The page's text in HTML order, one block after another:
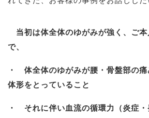
当初は体全体のゆがみが強く、ご
で、
・ 体全体のゆがみが腰・骨盤部の
体形をとっていること
・ それに伴い血流の循環力（炎症・